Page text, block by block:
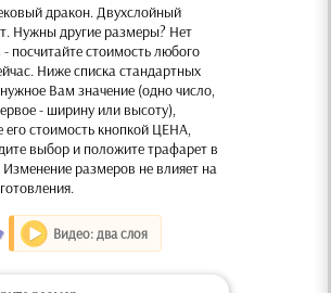
дракон. Двухслойный
Нужны другие размеры? Нет
посчитайте стоимость любого
Ниже списка стандартных
Вам значение (одно число,
- ширину или высоту),
его стоимость кнопкой ЦЕНА,
выбор и положите трафарет в
Изменение размеров не влияет на
Видео: два слоя